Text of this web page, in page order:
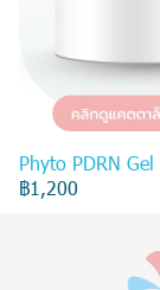
Phyto PDRN Gel
฿1,200